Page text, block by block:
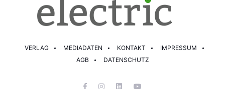
VERLAG MEDIADATEN KONTAKT
IMPRESSUM
AGB
DATENSCHUTZ